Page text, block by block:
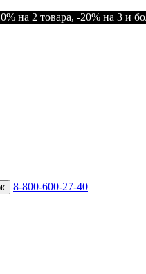
2 товара, -20% на 3 и
8-800-600-27-40